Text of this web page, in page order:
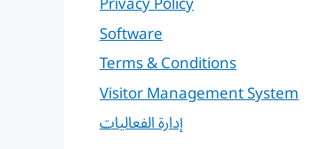
Software
Terms & Conditions
Visitor Management System
إدارة الفعاليات